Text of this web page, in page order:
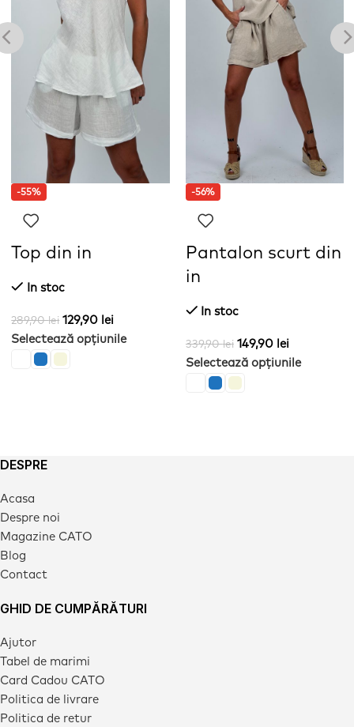
-55%
Top din in
In stoc
289,90lei 129,90 lei
Selectează opțiunile
-56%
Pantalon scurt din
in
In stoc
339,90lei 149,90 lei
Selectează opțiunile
DESPRE
Acasa
Despre noi
Magazine CATO
Blog
Contact
GHID DE CUMPĂRĂTURI
Ajutor
Tabel de marimi
Card Cadou CATO
Politica de livrare
Politica de retur